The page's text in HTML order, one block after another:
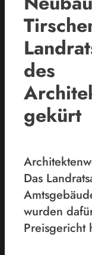
des
gekürt
Das
wurden
Preisgericht